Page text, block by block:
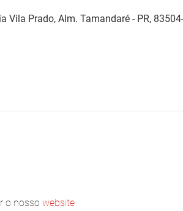
Vila Prado, Alm. Tamandaré - PR, 83504-
o nosso website